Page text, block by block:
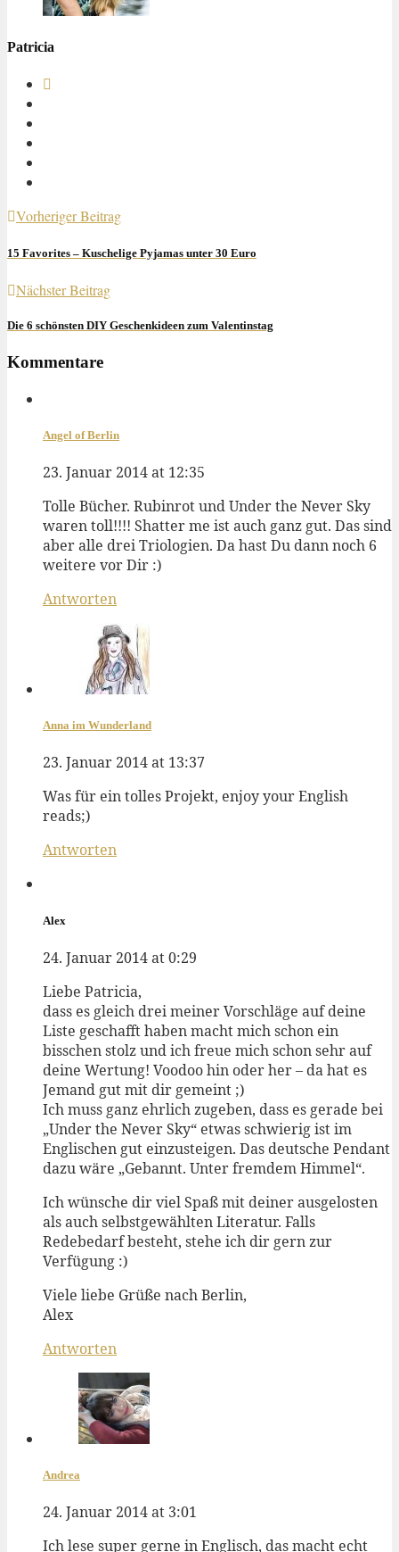
Patricia
Vorheriger Beitrag
15 Favorites – Kuschelige Pyjamas unter 30 Euro
Nächster Beitrag
Die 6 schönsten DIY Geschenkideen zum Valentinstag
Kommentare
Angel of Berlin
23. Januar 2014 at 12:35
Tolle Bücher. Rubinrot und Under the Never Sky
waren toll!!!! Shatter me ist auch ganz gut. Das sind
aber alle drei Triologien. Da hast Du dann noch 6
weitere vor Dir :)
Antworten
Anna im Wunderland
23. Januar 2014 at 13:37
Was für ein tolles Projekt, enjoy your English
reads;)
Antworten
Alex
24. Januar 2014 at 0:29
Liebe Patricia,
dass es gleich drei meiner Vorschläge auf deine
Liste geschafft haben macht mich schon ein
bisschen stolz und ich freue mich schon sehr auf
deine Wertung! Voodoo hin oder her – da hat es
Jemand gut mit dir gemeint ;)
Ich muss ganz ehrlich zugeben, dass es gerade bei
„Under the Never Sky“ etwas schwierig ist im
Englischen gut einzusteigen. Das deutsche Pendant
dazu wäre „Gebannt. Unter fremdem Himmel“.
Ich wünsche dir viel Spaß mit deiner ausgelosten
als auch selbstgewählten Literatur. Falls
Redebedarf besteht, stehe ich dir gern zur
Verfügung :)
Viele liebe Grüße nach Berlin,
Alex
Antworten
Andrea
24. Januar 2014 at 3:01
Ich lese super gerne in Englisch, das macht echt